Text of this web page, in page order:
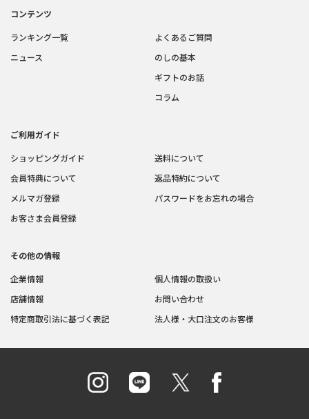
コンテンツ
ランキング一覧
ニュース
よくあるご質問
のしの基本
ギフトのお話
コラム
ご利用ガイド
ショッピングガイド
会員特典について
メルマガ登録
お客さま会員登録
送料について
返品特約について
パスワードをお忘れの場合
その他の情報
企業情報
店舗情報
特定商取引法に基づく表記
個人情報の取扱い
お問い合わせ
法人様・大口注文のお客様